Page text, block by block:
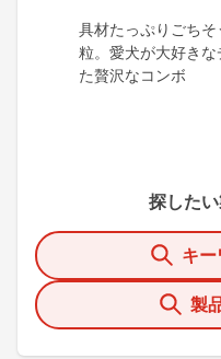
具材たっぷりごち
粒。愛犬が大好き
た贅沢なコンボ
探した
キー
製